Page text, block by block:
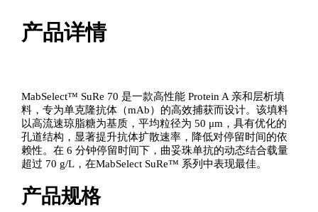
产品详情
MabSelect™ SuRe 70 是一款高性能 Protein A 亲和层析填
料，专为单克隆抗体（mAb）的高效捕获而设计。该填料
以高流速琼脂糖为基质，平均粒径为 50 μm，具有优化的
孔道结构，显著提升抗体扩散速率，降低对停留时间的依
赖性。在 6 分钟停留时间下，曲妥珠单抗的动态结合载量
超过 70 g/L，在MabSelect SuRe™ 系列中表现最佳。
产品规格